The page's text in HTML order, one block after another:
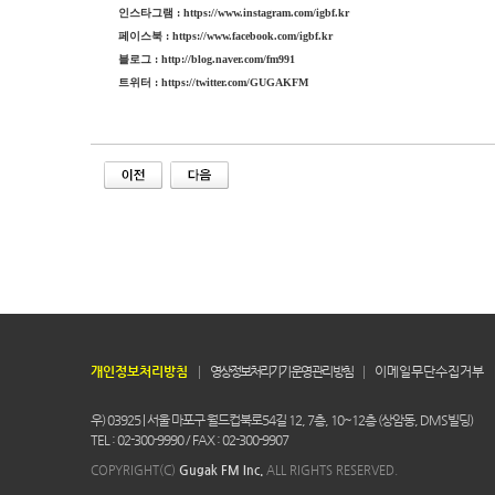
인스타그램 : https://www.instagram.com/igbf.kr
페이스북 : https://www.facebook.com/igbf.kr
블로그 : http://blog.naver.com/fm991
트위터 : https://twitter.com/GUGAKFM
개인정보처리방침 영상정보처리기기 운영 관리 방침 이메일무단수집거부
우) 03925 | 서울 마포구 월드컵북로54길 12, 7층, 10~12층 (상암동, DMS빌딩)
TEL : 02-300-9990 / FAX : 02-300-9907
COPYRIGHT(C) Gugak FM Inc. ALL RIGHTS RESERVED.